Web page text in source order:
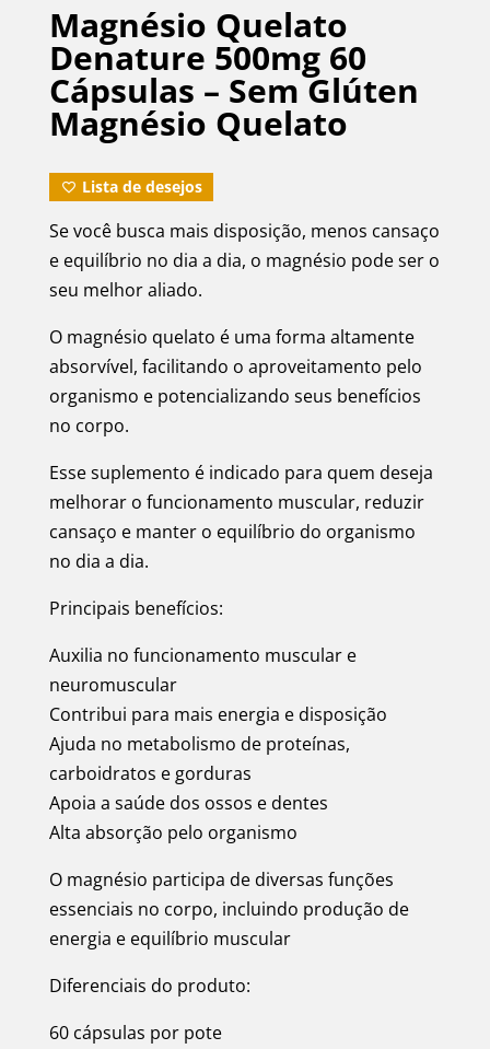
Magnésio Quelato
Denature 500mg 60
Cápsulas – Sem Glúten
Magnésio Quelato
Lista de desejos
Se você busca mais disposição, menos cansaço
e equilíbrio no dia a dia, o magnésio pode ser o
seu melhor aliado.
O magnésio quelato é uma forma altamente
absorvível, facilitando o aproveitamento pelo
organismo e potencializando seus benefícios
no corpo.
Esse suplemento é indicado para quem deseja
melhorar o funcionamento muscular, reduzir
cansaço e manter o equilíbrio do organismo
no dia a dia.
Principais benefícios:
Auxilia no funcionamento muscular e
neuromuscular
Contribui para mais energia e disposição
Ajuda no metabolismo de proteínas,
carboidratos e gorduras
Apoia a saúde dos ossos e dentes
Alta absorção pelo organismo
O magnésio participa de diversas funções
essenciais no corpo, incluindo produção de
energia e equilíbrio muscular
Diferenciais do produto:
60 cápsulas por pote